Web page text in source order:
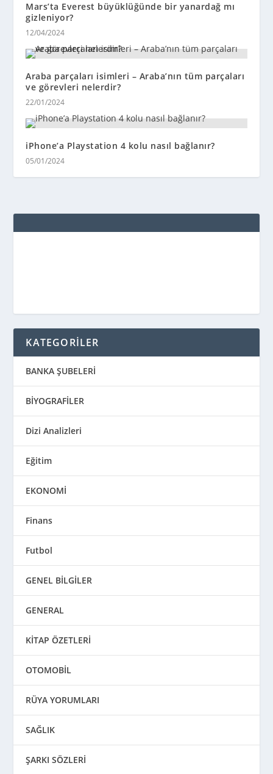
Mars’ta Everest büyüklüğünde bir yanardağ mı
gizleniyor?
12/04/2024
Araba parçaları isimleri – Araba’nın tüm parçaları
ve görevleri nelerdir?
22/01/2024
iPhone’a Playstation 4 kolu nasıl bağlanır?
05/01/2024
KATEGORİLER
BANKA ŞUBELERİ
BİYOGRAFİLER
Dizi Analizleri
Eğitim
EKONOMİ
Finans
Futbol
GENEL BİLGİLER
GENERAL
KİTAP ÖZETLERİ
OTOMOBİL
RÜYA YORUMLARI
SAĞLIK
ŞARKI SÖZLERİ